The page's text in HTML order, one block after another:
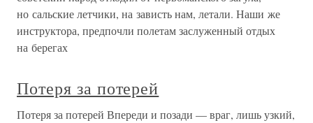
но сальские летчики, на зависть нам, летали. Наши же
инструктора, предпочли полетам заслуженный отдых
на берегах
Потеря за потерей
Потеря за потерей Впереди и позади — враг, лишь узкий,